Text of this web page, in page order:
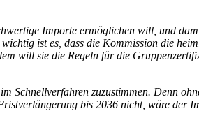
Importe ermöglichen will, und
ist es, dass die Kommission die
will sie die Regeln für die
zuzustimmen. Denn
bis 2036 nicht, wäre der